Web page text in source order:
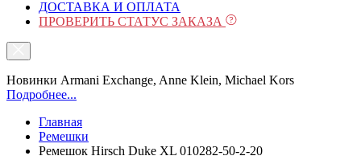
ДОСТАВКА И ОПЛАТА
ПРОВЕРИТЬ СТАТУС ЗАКАЗА
Новинки Armani Exchange, Anne Klein, Michael Kors
Подробнее...
Главная
Ремешки
Ремешок Hirsch Duke XL 010282-50-2-20